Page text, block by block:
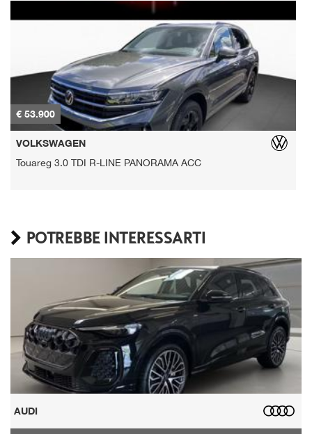
€ 53.900
VOLKSWAGEN
Touareg 3.0 TDI R-LINE PANORAMA ACC
POTREBBE INTERESSARTI
AUDI